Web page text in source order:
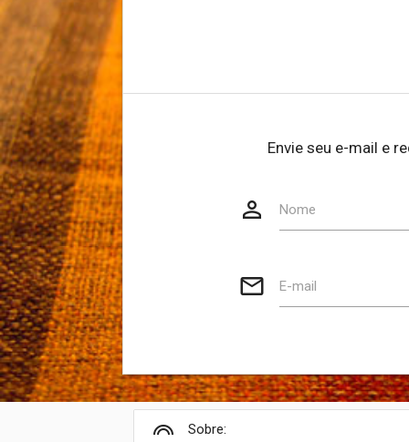
Envie seu e-mail e
person_outline Nome
mail_outline E-mail
looks Sobre: